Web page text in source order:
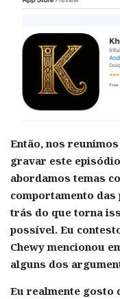
Então, nos
gravar este
abordamos temas
comportamento das
trás do que torna
possível. Eu
Chewy mencionou
alguns dos
Eu realmente gosto